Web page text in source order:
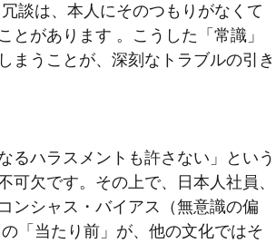
談は、本人にそのつもりがなくて
があります 。こうした「常識」
まうことが、深刻なトラブルの引き
るハラスメントも許さない」という
欠です。その上で、日本人社員、
ンシャス・バイアス（無意識の偏
「当たり前」が、他の文化ではそ